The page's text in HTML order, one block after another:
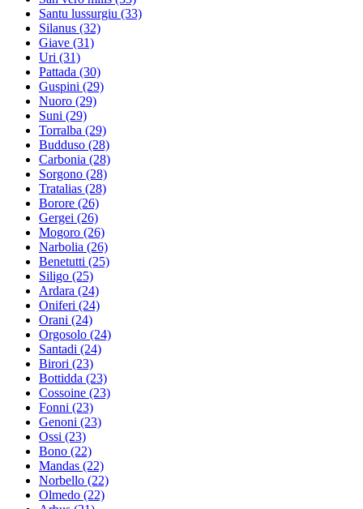
Santu lussurgiu (33)
Silanus (32)
Giave (31)
Uri (31)
Pattada (30)
Guspini (29)
Nuoro (29)
Suni (29)
Torralba (29)
Budduso (28)
Carbonia (28)
Sorgono (28)
Tratalias (28)
Borore (26)
Gergei (26)
Mogoro (26)
Narbolia (26)
Benetutti (25)
Siligo (25)
Ardara (24)
Oniferi (24)
Orani (24)
Orgosolo (24)
Santadi (24)
Birori (23)
Bottidda (23)
Cossoine (23)
Fonni (23)
Genoni (23)
Ossi (23)
Bono (22)
Mandas (22)
Norbello (22)
Olmedo (22)